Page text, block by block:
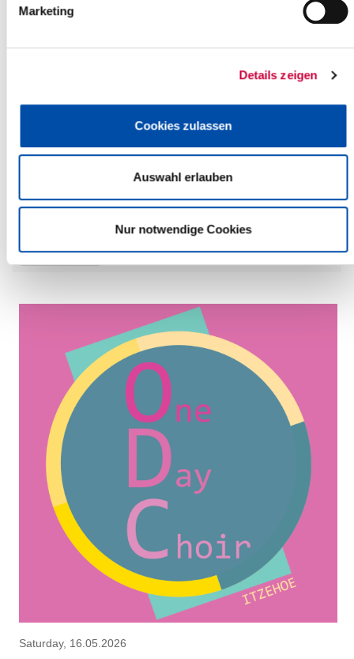
Marketing
Details zeigen
Cookies zulassen
Auswahl erlauben
Nur notwendige Cookies
Oskar Kokoschka - Menschen und Länder
(Detlefsen-Museum)
more info
Saturday, 16.05.2026